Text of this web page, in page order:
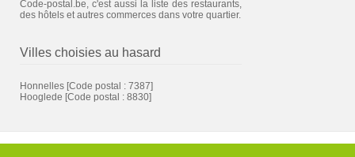
Code-postal.be, c'est aussi la liste des restaurants,
des hôtels et autres commerces dans votre quartier.
Villes choisies au hasard
Honnelles [Code postal : 7387]
Hooglede [Code postal : 8830]